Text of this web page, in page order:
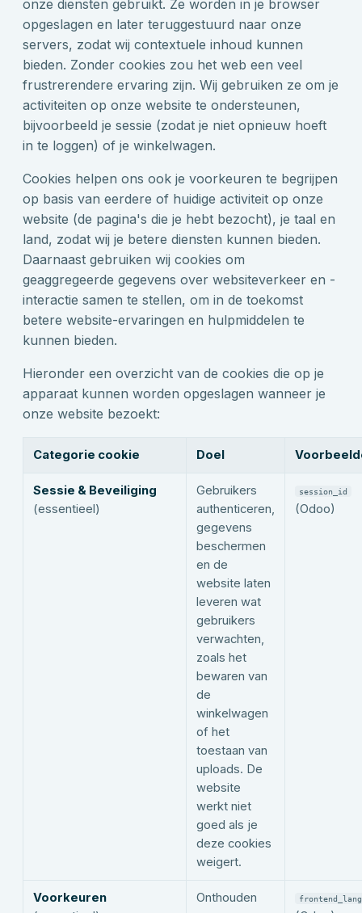
onze diensten gebruikt. Ze worden in je browser
opgeslagen en later teruggestuurd naar onze
servers, zodat wij contextuele inhoud kunnen
bieden. Zonder cookies zou het web een veel
frustrerendere ervaring zijn. Wij gebruiken ze om je
activiteiten op onze website te ondersteunen,
bijvoorbeeld je sessie (zodat je niet opnieuw hoeft
in te loggen) of je winkelwagen.
Cookies helpen ons ook je voorkeuren te begrijpen
op basis van eerdere of huidige activiteit op onze
website (de pagina's die je hebt bezocht), je taal en
land, zodat wij je betere diensten kunnen bieden.
Daarnaast gebruiken wij cookies om
geaggregeerde gegevens over websiteverkeer en -
interactie samen te stellen, om in de toekomst
betere website-ervaringen en hulpmiddelen te
kunnen bieden.
Hieronder een overzicht van de cookies die op je
apparaat kunnen worden opgeslagen wanneer je
onze website bezoekt:
Categorie cookie Doel
Sessie & Beveiliging
(essentieel)
Gebruikers
authenticeren,
gegevens
beschermen
en de
website laten
leveren wat
gebruikers
verwachten,
zoals het
bewaren van
de
winkelwagen
of het
toestaan van
uploads. De
website
werkt niet
goed als je
deze cookies
weigert.
session_id
(Odoo)
Voorkeuren
Onthouden
frontend_lang